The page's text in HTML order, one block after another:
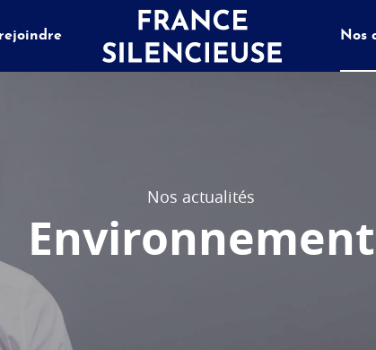
Nos
Nos actualités
Environnement